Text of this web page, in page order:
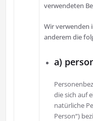
verwendeten
Wir verwenden
anderem die
a)
die sich auf
natürliche
Person“)